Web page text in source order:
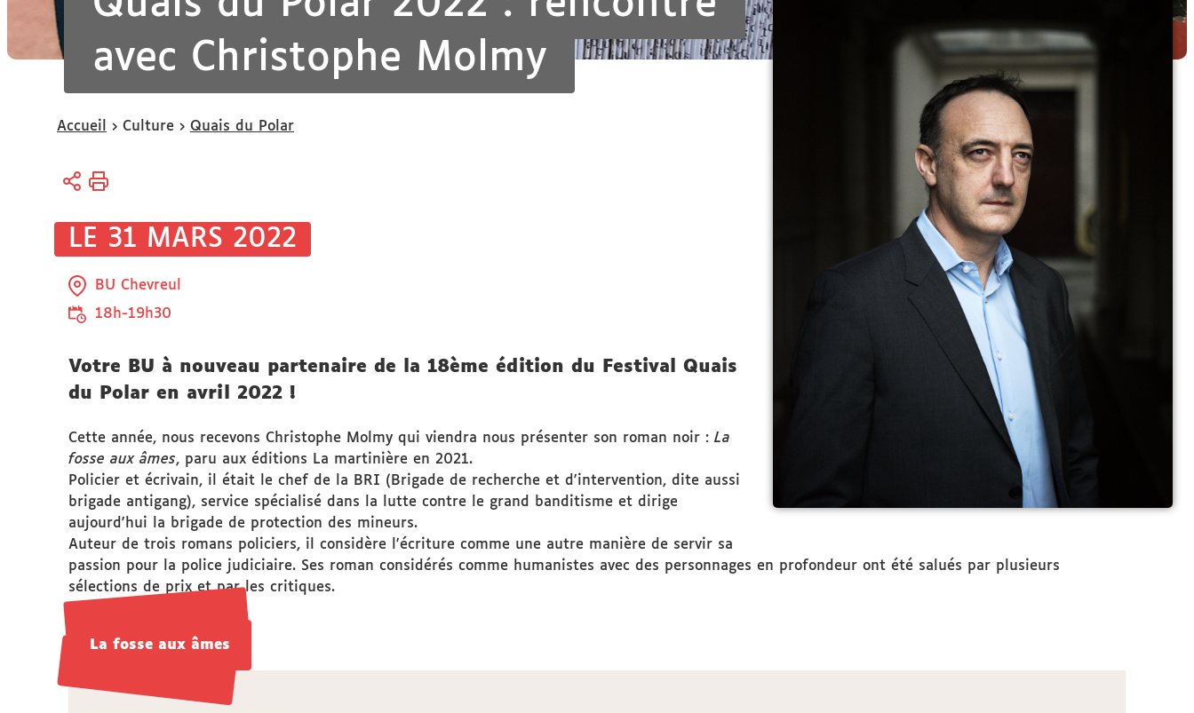
avec Christophe Molmy
Vous
ici :
Accueil Culture Quais du Polar
LE 31 MARS 2022
BU Chevreul
18h-19h30
Votre BU à nouveau partenaire de la 18ème édition du Festival Quais
du Polar en avril 2022 !
Cette année, nous recevons Christophe Molmy qui viendra nous présenter son roman noir : La
fosse aux âmes, paru aux éditions La martinière en 2021.
Policier et écrivain, il était le chef de la BRI (Brigade de recherche et d'intervention, dite aussi
brigade antigang), service spécialisé dans la lutte contre le grand banditisme et dirige
aujourd'hui la brigade de protection des mineurs.
Auteur de trois romans policiers, il considère l'écriture comme une autre manière de servir sa
passion pour la police judiciaire. Ses roman considérés comme humanistes avec des personnages en profondeur ont été salués par plusieurs
sélections de prix et par les critiques.
La fosse aux âmes
La fosse aux âmes